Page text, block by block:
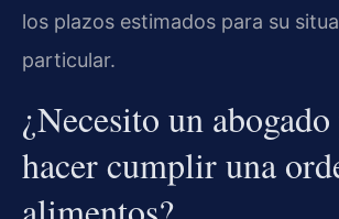
los plazos estimados para su
particular.
¿Necesito un
hacer cumplir una